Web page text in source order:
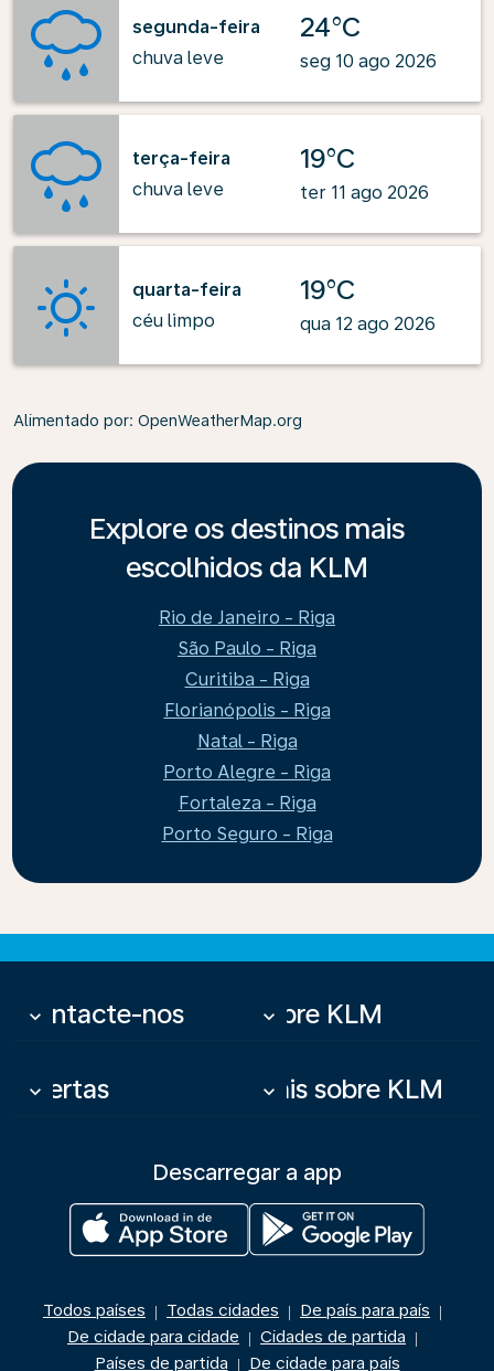
segunda-feira
chuva leve
24°C
seg 10 ago 2026
terça-feira
chuva leve
19°C
ter 11 ago 2026
quarta-feira
céu limpo
19°C
qua 12 ago 2026
Alimentado por: OpenWeatherMap.org
Explore os destinos mais
escolhidos da KLM
Rio de Janeiro - Riga
São Paulo - Riga
Curitiba - Riga
Florianópolis - Riga
Natal - Riga
Porto Alegre - Riga
Fortaleza - Riga
Porto Seguro - Riga
Contacte-nos
keyboard_arrow_down Sobre KLM
keyboard_arrow_down
Ofertas
keyboard_arrow_down Mais sobre KLM
keyboard_arrow_down
Descarregar a app
Todos países | Todas cidades | De país para país |
De cidade para cidade | Cidades de partida |
Países de partida | De cidade para país